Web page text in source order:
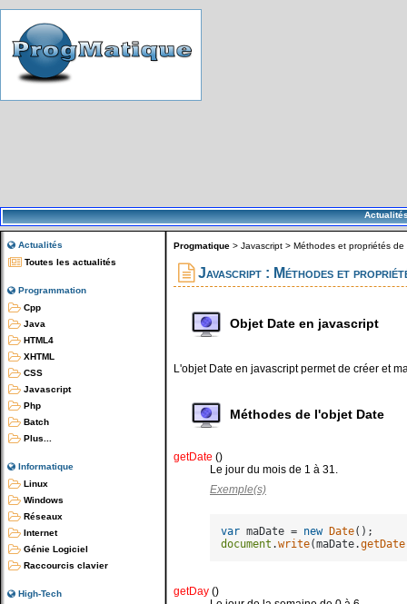
Actualités
Toutes les actualités
Programmation
Cpp
Java
HTML4
XHTML
CSS
Javascript
Php
Batch
Plus...
Informatique
Linux
Windows
Réseaux
Internet
Génie Logiciel
Raccourcis clavier
High-Tech
Progmatique > Javascript > Méthodes et propriétés de
Javascript : Méthodes et
Objet Date en javascript
L'objet Date en javascript permet de créer et
Méthodes de l'objet Date
getDate ()
Le jour du mois de 1 à 31.
Exemple(s)
var maDate = new Date
document .write(maDate.getDate
getDay ()